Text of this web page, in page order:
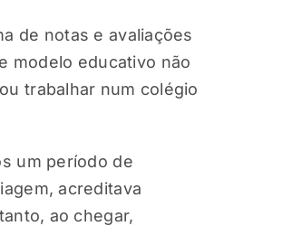
de notas e avaliações
modelo educativo não
trabalhar num colégio
um período de
acreditava
ao chegar,